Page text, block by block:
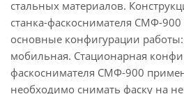
стальных материалов.
станка-фаскоснимателя СМФ-900
основные конфигурации
мобильная. Стационарная
фаскоснимателя СМФ-900
необходимо снимать фаску на